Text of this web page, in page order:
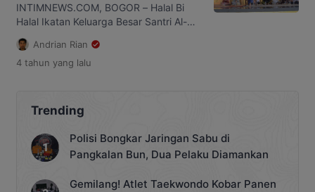
Computer Assisted Test (CAT).
Sekretaris Jenderal Kemenkumham,
Komjen Pol. Andap Budhi Revianto,
mengungkapkan […]
INTIMNEWS.COM, BOGOR – Halal Bi
Halal Ikatan Keluarga Besar Santri Al-
Um ( IKBAS Al-Um ) sukses
diselenggarakan di lapangan utama
Pondok Pesantren Salafiyah Terpadu
diselenggarakan secara tatap muka
tersebut mengangkat tema “Pererat
Silaturahmi dan Ukhuwah Untuk
Mencapai Mardhatillah“. Acara ini
sebagai forum tali asih dan asuh para
Andrian Rian
4 tahun yang lalu
Trending
Polisi Bongkar Jaringan Sabu di
Pangkalan Bun, Dua Pelaku Diamankan
Gemilang! Atlet Taekwondo Kobar Panen